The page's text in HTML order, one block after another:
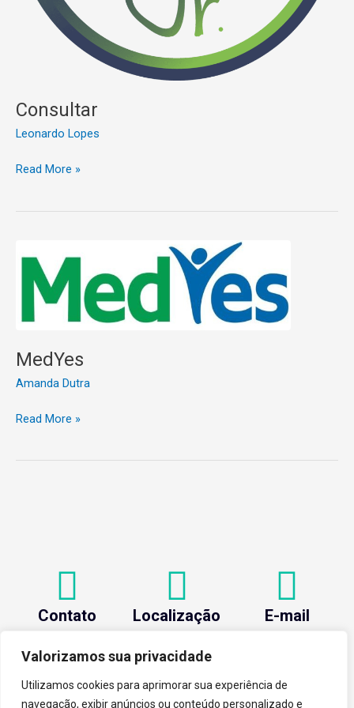
Valorizamos sua privacidade
Utilizamos cookies para aprimorar sua experiência de
navegação, exibir anúncios ou conteúdo personalizado e
Consultar
Leonardo Lopes
Read More »
MedYes
Amanda Dutra
Read More »
Contato Localização
Castro, 6000 Novo
Silvestre - 36576-400
, Viçosa/MG.
E-mail